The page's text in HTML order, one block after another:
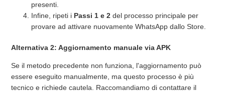
presenti.
Infine, ripeti i Passi 1 e 2 del processo principale per
provare ad attivare nuovamente WhatsApp dallo Store.
Alternativa 2: Aggiornamento manuale via APK
Se il metodo precedente non funziona, l'aggiornamento può
essere eseguito manualmente, ma questo processo è più
tecnico e richiede cautela. Raccomandiamo di contattare il